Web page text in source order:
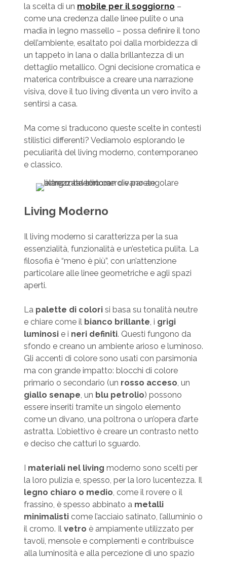
la scelta di un mobile per il soggiorno –
come una credenza dalle linee pulite o una
madia in legno massello – possa definire il tono
dell’ambiente, esaltato poi dalla morbidezza di
un tappeto in lana o dalla brillantezza di un
dettaglio metallico. Ogni decisione cromatica e
materica contribuisce a creare una narrazione
visiva, dove il tuo living diventa un vero invito a
sentirsi a casa.
Ma come si traducono queste scelte in contesti
stilistici differenti? Vediamolo esplorando le
peculiarità del living moderno, contemporaneo
e classico.
Living Moderno
Il living moderno si caratterizza per la sua
essenzialità, funzionalità e un’estetica pulita. La
filosofia è “meno è più”, con un’attenzione
particolare alle linee geometriche e agli spazi
aperti.
La palette di colorisi basa su tonalità neutre
e chiare come il bianco brillante, i grigi
luminosie i neri definiti. Questi fungono da
sfondo e creano un ambiente arioso e luminoso.
Gli accenti di colore sono usati con parsimonia
ma con grande impatto: blocchi di colore
primario o secondario (un rosso acceso, un
giallo senape, un blu petrolio) possono
essere inseriti tramite un singolo elemento
come un divano, una poltrona o un’opera d’arte
astratta. L’obiettivo è creare un contrasto netto
e deciso che catturi lo sguardo.
I materiali nel living moderno sono scelti per
la loro pulizia e, spesso, per la loro lucentezza. Il
legno chiaro o medio, come il rovere o il
frassino, è spesso abbinato a metalli
minimalisticome l’acciaio satinato, l’alluminio o
il cromo. Il vetro è ampiamente utilizzato per
tavoli, mensole e complementi e contribuisce
alla luminosità e alla percezione di uno spazio